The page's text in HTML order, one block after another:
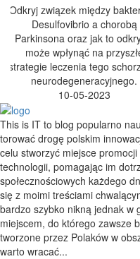
Odkryj związek między
Desulfovibrio a chorobą
Parkinsona oraz jak to
może wpłynąć na
strategie leczenia tego
neurodegeneracyjnego.
10-05-2023
This is IT to blog popularno
torować drogę polskim
celu stworzyć miejsce
technologii, pomagając im
społecznościowych każdego
się z moimi treściami
bardzo szybko nikną jednak w
miejscem, do którego zawsze
tworzone przez Polaków w
warto wracać...